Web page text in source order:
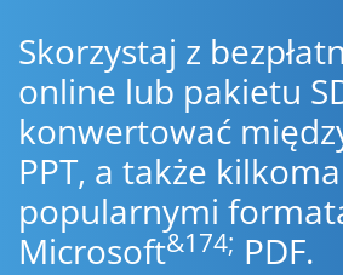
Skorzystaj z
online lub pakietu
konwertować
PPT, a także kilkoma
popularnymi
Microsoft&174; PDF.